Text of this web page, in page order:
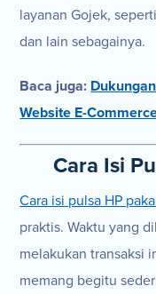
layanan Gojek,
dan lain sebagainya.
Baca juga:
Website E-
Cara Isi
Cara isi pulsa HP
praktis. Waktu yang
melakukan transaksi
memang begitu